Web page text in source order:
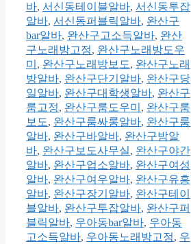
바, 서신동테이블알바, 서신동투잡
알바, 서신동퍼블릭알바, 완산구
bar알바, 완산구고소득알바, 완산
구노래방고정, 완산구노래방도우
미 , 완산구노래방보도, 완산구노래
방알바, 완산구단기알바, 완산구당
일알바, 완산구대학생알바, 완산구
룸고정, 완산구룸도우미 , 완산구룸
보도, 완산구룸싸롱알바, 완산구룸
알바, 완산구바알바, 완산구밤알
바, 완산구보도사무실, 완산구야간
알바, 완산구업소알바, 완산구여성
알바, 완산구여우알바, 완산구유흥
알바, 완산구장기알바, 완산구테이
블알바, 완산구투잡알바, 완산구퍼
블릭알바, 우아동bar알바, 우아동
고소득알바, 우아동노래방고정, 우